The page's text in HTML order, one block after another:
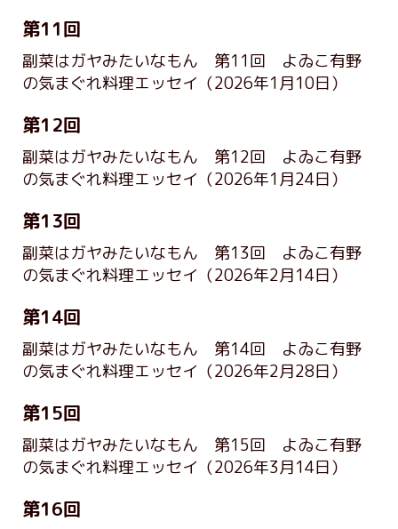
第11回
副菜はガヤみたいなもん 第11回 よゐこ有野
の気まぐれ料理エッセイ （2026年1月10日）
第12回
副菜はガヤみたいなもん 第12回 よゐこ有野
の気まぐれ料理エッセイ （2026年1月24日）
第13回
副菜はガヤみたいなもん 第13回 よゐこ有野
の気まぐれ料理エッセイ （2026年2月14日）
第14回
副菜はガヤみたいなもん 第14回 よゐこ有野
の気まぐれ料理エッセイ （2026年2月28日）
第15回
副菜はガヤみたいなもん 第15回 よゐこ有野
の気まぐれ料理エッセイ （2026年3月14日）
第16回